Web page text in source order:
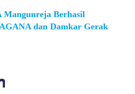
Mangunreja Berhasil
dan Damkar Gerak